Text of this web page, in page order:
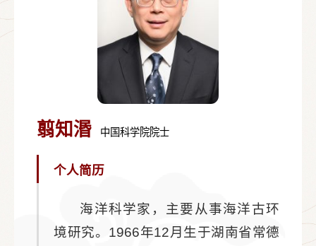
翦知湣 中国科学院院士
个人简历
海洋科学家，主要从事海洋古环
境研究。1966年12月生于湖南省常德